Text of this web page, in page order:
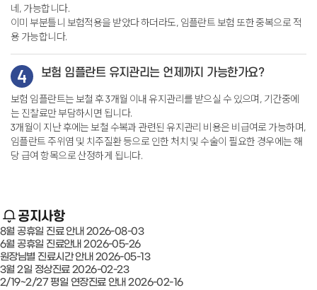
네, 가능합니다.
이미 부분틀니 보험적용을 받았다 하더라도, 임플란트 보험 또한 중복으로 적
용 가능합니다.
4 보험 임플란트 유지관리는 언제까지 가능한가요?
보험 임플란트는 보철 후 3개월 이내 유지관리를 받으실 수 있으며, 기간중에
는 진찰료만 부담하시면 됩니다.
3개월이 지난 후에는 보철 수복과 관련된 유지관리 비용은 비급여로 가능하며,
임플란트 주위염 및 치주질환 등으로 인한 처치 및 수술이 필요한 경우에는해
당 급여 항목으로 산정하게 됩니다.
공지사항
8월 공휴일 진료 안내 2026-08-03
6월 공휴일 진료안내2026-05-26
원장님별 진료시간 안내 2026-05-13
3월 2일 정상진료2026-02-23
2/19~2/27 평일 연장진료 안내2026-02-16